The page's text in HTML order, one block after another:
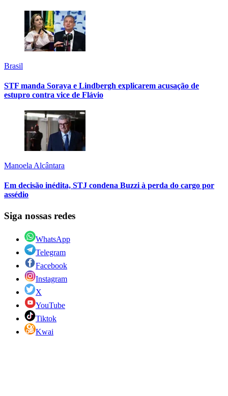
Brasil
STF manda Soraya e Lindbergh explicarem acusação de
estupro contra vice de Flávio
Manoela Alcântara
Em decisão inédita, STJ condena Buzzi à perda do cargo por
assédio
Siga nossas redes
WhatsApp
Telegram
Facebook
Instagram
X
YouTube
Tiktok
Kwai